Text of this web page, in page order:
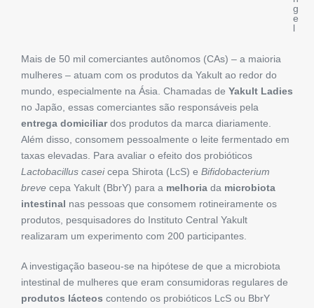
g
e
l
Mais de 50 mil comerciantes autônomos (CAs) – a maioria
mulheres – atuam com os produtos da Yakult ao redor do
mundo, especialmente na Ásia. Chamadas de Yakult Ladies
no Japão, essas comerciantes são responsáveis pela
entrega domiciliardos produtos da marca diariamente.
Além disso, consomem pessoalmente o leite fermentado em
taxas elevadas. Para avaliar o efeito dos probióticos
Lactobacillus caseicepa Shirota (LcS) e Bifidobacterium
breve cepa Yakult (BbrY) para a melhoria da microbiota
intestinal nas pessoas que consomem rotineiramente os
produtos, pesquisadores do Instituto Central Yakult
realizaram um experimento com 200 participantes.
A investigação baseou-se na hipótese de que a microbiota
intestinal de mulheres que eram consumidoras regulares de
produtos lácteos contendo os probióticos LcS ou BbrY